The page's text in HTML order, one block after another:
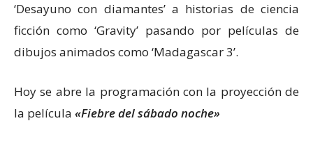
‘Desayuno con diamantes’ a historias de ciencia
ficción como ‘Gravity’ pasando por películas de
dibujos animados como ‘Madagascar 3’.
Hoy se abre la programación con la proyección de
la película «Fiebre del sábado noche»